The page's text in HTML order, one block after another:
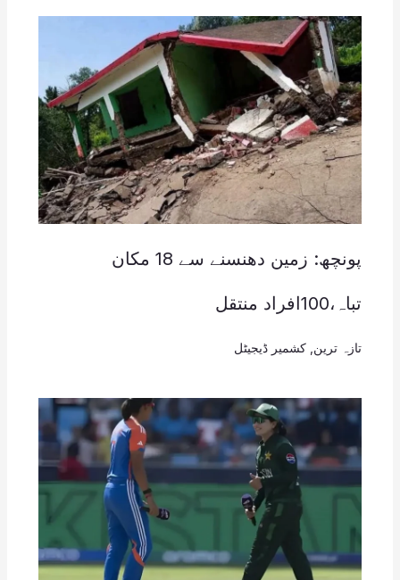
پونچھ: زمین دھنسنے سے 18 مکان
تباہ،100افراد منتقل
تازہ ترین کشمیر ڈیجیٹل